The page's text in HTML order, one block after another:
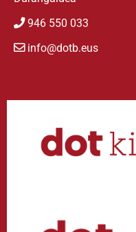
946 550 033
info@dotb.eus